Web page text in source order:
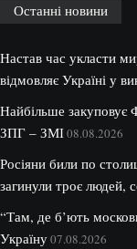
Останні новини
Настав час укласти
відмовляє Україні у
Найбільше закуповує
ЗПГ – ЗМІ08.08.2026
Росіяни били по
загинули троє людей,
“Там, де б’ють
Україну07.08.2026